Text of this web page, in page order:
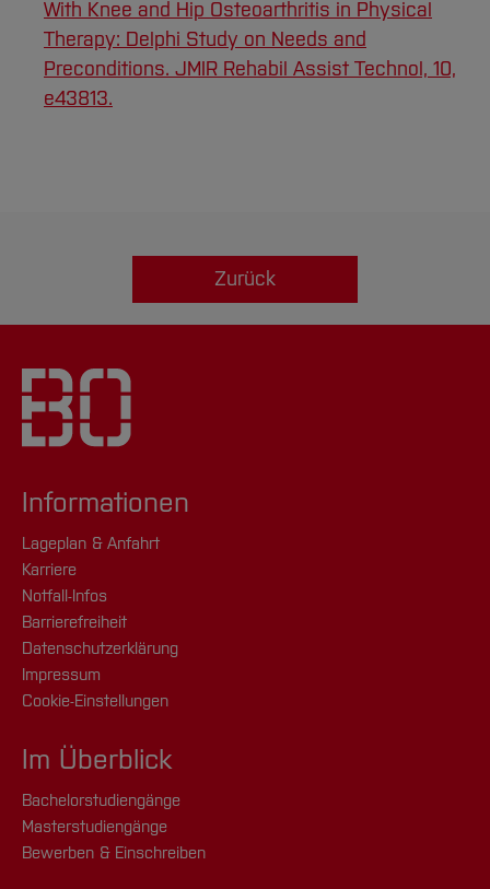
With Knee and Hip Osteoarthritis in Physical
Therapy: Delphi Study on Needs and
Preconditions. JMIR Rehabil Assist Technol, 10,
e43813.
Zurück
Informationen
Lageplan & Anfahrt
Karriere
Notfall-Infos
Barrierefreiheit
Datenschutzerklärung
Impressum
Cookie-Einstellungen
Im Überblick
Bachelorstudiengänge
Masterstudiengänge
Bewerben & Einschreiben